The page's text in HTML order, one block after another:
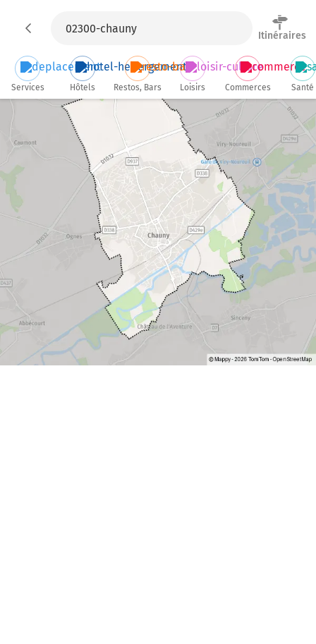
Itinéraires
Services Hôtels Restos, Bars Loisirs Commerces Santé